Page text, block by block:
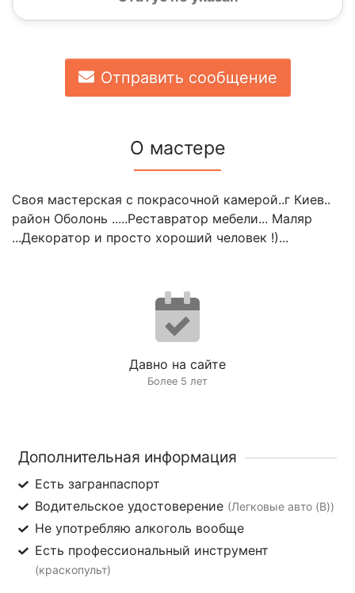
Отправить сообщение
О мастере
Своя мастерская с покрасочной камерой..г Киев..
район Оболонь .....Реставратор мебели... Маляр
...Декоратор и просто хороший человек !)...
Давно на сайте
Более 5 лет
Дополнительная информация
Есть загранпаспорт
Водительское удостоверение (Легковые авто (B))
Не употребляю алкоголь вообще
Есть профессиональный инструмент
(краскопульт)